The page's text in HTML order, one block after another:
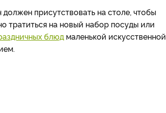
присутствовать на столе, чтобы
тратиться на новый набор посуды или
блюд маленькой искусственной